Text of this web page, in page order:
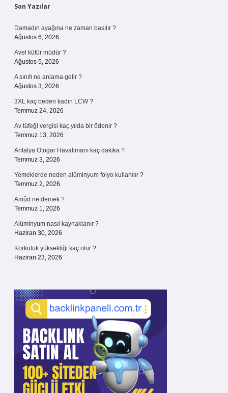
Sidebar
Son Yazılar
Damadın ayağına ne zaman basılır ?
Ağustos 6, 2026
Avel küfür müdür ?
Ağustos 5, 2026
A sınıfı ne anlama gelir ?
Ağustos 3, 2026
3XL kaç beden kadın LCW ?
Temmuz 24, 2026
Av tüfeği vergisi kaç yılda bir ödenir ?
Temmuz 13, 2026
Antalya Otogar Havalimanı kaç dakika ?
Temmuz 3, 2026
Yemeklerde neden alüminyum folyo kullanılır ?
Temmuz 2, 2026
Amûd ne demek ?
Temmuz 1, 2026
Alüminyum nasıl kaynaklanır ?
Haziran 30, 2026
Korkuluk yüksekliği kaç olur ?
Haziran 23, 2026